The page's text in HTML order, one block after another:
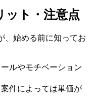
ット・注意点
、始める前に知ってお
ルやモチベーション
件によっては単価が